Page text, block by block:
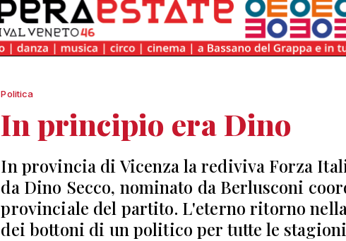
Politica
In principio era Dino
In provincia di Vicenza la rediviva Forza
da Dino Secco, nominato da Berlusconi
provinciale del partito. L'eterno ritorno
dei bottoni di un politico per tutte le stagioni